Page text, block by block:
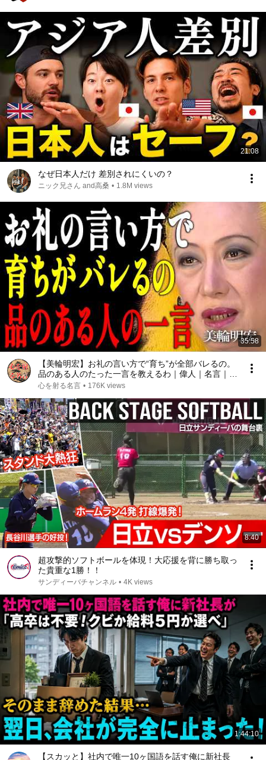
21:08
なぜ日本人だけ 差別されにくいの？
ニック兄さん and高桑 • 1.8M views
35:58
【美輪明宏】お礼の言い方で“育ち”が全部バレるの。
品のある人のたった一言を教えるわ｜偉人｜名言｜言
葉の力｜人生哲学｜
心を射る名言 • 176K views
8:40
超攻撃的ソフトボールを体現！大応援を背に勝ち取っ
た貴重な1勝！！
サンディーバチャンネル • 4K views
1:44:10
【スカッと】社内で唯一10ヶ国語を話す俺に新社長